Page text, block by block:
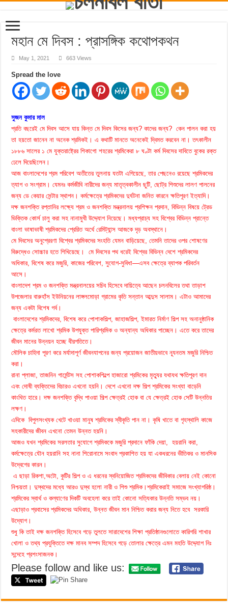
মহান মে দিবস : প্রাসঙ্গিক কথোপকথন
May 1, 2021 663 Views
Spread the love
সুজন কুমার মাল
প্রতি বছরেই মে দিবস আসে যায় কিন্ত মে দিবস কিসের জন্য? কাদের জন্য? কেন পালন করা হয়
তা হয়তো জানেন না অনেক শ্রমিকই। এ কথাটি মানতে অনেকেই দ্বিমত করবেন না। তৎকালীন
১৮৮৬ সালের ১ মে যুক্তরাষ্ট্রের শিকাগো শহরের শ্রমিকেরা ৮ ঘণ্টা কর্ম দিবসের দাবিতে বুকের রক্ত
ঢেলে দিয়েছিলেন।
আজ বাংলাদেশের শ্রম পরিবেশ অতীতের তুলনায় যতটা এগিয়েছে, তার পেছনেও রয়েছে শ্রমিকদের
ত্যাগ ও সংগ্রাম। যেমনঃ কর্মজীবি নারীদের জন্য মাতৃত্বকালীন ছুটি, ছোট্র শিশুদের লালণ পালনের
জন্য ডে কেয়ার সেন্টার স্থাপন। কর্মক্ষেত্রে শ্রমিকদের দুর্ঘটনা জনিত কারনে ক্ষতিপূরণ ইত্যাদি।
দক্ষ জনশক্তি রপ্তানির লক্ষ্যে শ্রম ও জনশক্তি মন্ত্রনালয় প্রশিক্ষন প্রদান, বিভিন্ন বিষয়ে ট্রেড
ভিক্তিক কোর্স চালু করা সহ নানামুখী উদ্দ্যোগ নিয়েছে। মধ্যপ্রাচ্য সহ বিশ্বের বিভিন্ন প্রান্তে
বাংলা ভাষাভাষী শ্রমিকদের প্রেরিত অর্থে রেমিট্যান্স আজকে দৃড় অবস্থানে।
মে দিবসের অনুপ্রেরণা বিশ্বের শ্রমিকদের সংহতি যেমন বাড়িয়েছে, তেমনি তাদের ওপর শোষণের
বিরুদ্ধেও সোচ্চার হতে শিখিয়েছে। মে দিবসের পথ ধরেই বিশ্বের বিভিন্ন দেশে শ্রমিকদের
অধিকার, বিশেষ করে মজুরি, কাজের পরিবেশ, সুযোগ-সুবিধা—এসব ক্ষেত্রে ব্যাপক পরিবর্তন
আসে।
বাংলাদেশ শ্রম ও জনশক্তি মন্ত্রনালয়ের সচিব হিসেবে দায়িত্বে আছেন চলনবিলের তথা তাড়াশ
উপজেলার বারুহাঁস ইউনিয়নের লাঙ্গলমোড়া গ্রামের কৃতি সন্তান আব্দুস সালাম। এটাও আমাদের
জন্য একটা বিশেষ গর্ব।
বাংলাদেশের শ্রমিকদের, বিশেষ করে পোশাকশিল্প, জাহাজশিল্প, ইমারত নির্মাণ শিল্প সহ অনানুষ্ঠানিক
ক্ষেত্রে কর্মরত লাখো শ্রমিক উপযুক্ত পারিশ্রমিক ও অন্যান্য অধিকার পাচ্ছেন। এতে করে তাদের
জীবন মানের উন্নয়ন হচ্ছে ধীরগতিতে।
মৌলিক চাহিদা পূরণ করে মর্যাদাপূর্ণ জীবনযাপনের জন্য প্রয়োজন জাতীয়ভাবে ন্যূনতম মজুরি নিশ্চিত
করা।
রানা প্লাজা, তাজনিন গার্মেন্টস সহ পোশাকশিল্পে হাজারো শ্রমিকের মৃত্যুর যথাযথ ক্ষতিপূরণ দান
এবং দোষী ব্যক্তিদের বিচারও এখনো হয়নি। দেশে এখনো দক্ষ শিল্প শ্রমিকের সংখ্যা বাড়েনি
কাংখিত হারে। দক্ষ জনশক্তি বৃদ্ধি পাওয়া শিল্প ক্ষেত্রই হোক বা যে ক্ষেত্রই হোক সেটি উন্নতির
লক্ষণ।
এদিকে বিপুলসংখ্যক খেটে খাওয়া মানুষ শ্রমিকের স্বীকৃতি পান না। কৃষি খাতে বা গৃহস্থালি কাজে
সহকারীদের জীবন এখনো তেমন উন্নত হয়নি।
আজও যখন শ্রমিকের সরলতার সুযোগে শ্রমিককে মজুরি প্রদানে ফাঁকি দেয়া, হয়রানি করা,
কর্মক্ষেত্রে যৌন হয়রানি সহ নানা শিরোনামে সংবাদ প্রকাশিত হয় যা একধরনের ভীতিকর ও মানসিক
উদ্বেগের কারন।
এ ছাড়া রিকশা,অটো, কুটির শিল্প ও এ ধরনের স্বনিয়োজিত শ্রমিকদের জীবিকার বেলায় নেই কোনো
নিশ্চয়তা। দুস্থদের মধ্যে আরও দুস্থ হলো নারী ও শিশু শ্রমিক।শ্রমিকেরাই সমাজে সংখ্যাগরিষ্ঠ।
শ্রমিকের স্বার্থ ও কল্যাণের দিকটি অবহেলা করে তাই কোনো সত্যিকার উন্নতি সম্ভব নয়।
এছাড়াও প্রবাসের শ্রমিকদের অধিকার, উন্নত জীবন মান নিশ্চিত করার জন্য নিতে হবে সরকারি
উদ্যোগ।
শুধু কি তাই দক্ষ জনশক্তি হিসেবে গড়ে তুলতে সারাদেশের শিক্ষা প্রতিষ্ঠানগুলোতে কারিগরি শাখার
খোলা ও তথ্য প্রযুক্তিতে দক্ষ মানব সম্পদ হিসেবে গড়ে তোলার ক্ষেত্রে এমন মহতি উদ্দ্যোগ নিঃ
সন্দেহে প্রশংসাজনক।
Please follow and like us: